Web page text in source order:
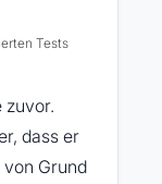
Tests
zuvor.
dass er
Grund